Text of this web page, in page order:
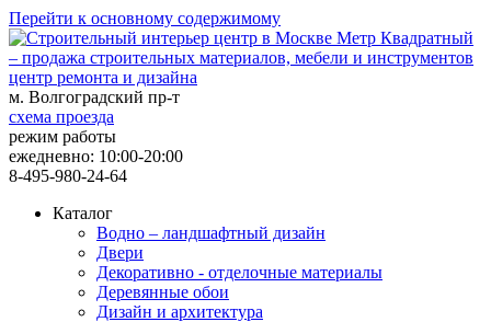
Перейти к основному содержимому
центр ремонта и дизайна
м. Волгоградский пр-т
схема проезда
режим работы
ежедневно: 10:00-20:00
8-495-980-24-64
Каталог
Водно – ландшафтный дизайн
Двери
Декоративно - отделочные материалы
Деревянные обои
Дизайн и архитектура